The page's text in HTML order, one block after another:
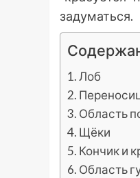
задуматься.
Лоб
Область
Щёки
Кончик и
Область